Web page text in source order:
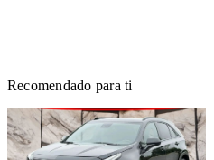
Recomendado para ti